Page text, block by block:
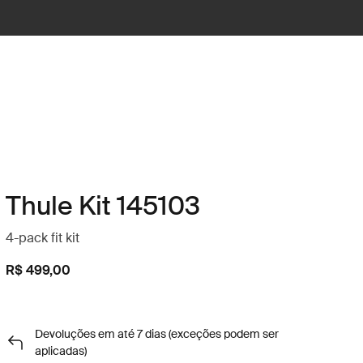
Thule Kit 145103
4-pack fit kit
R$ 499,00
Devoluções em até 7 dias (exceções podem ser
aplicadas)